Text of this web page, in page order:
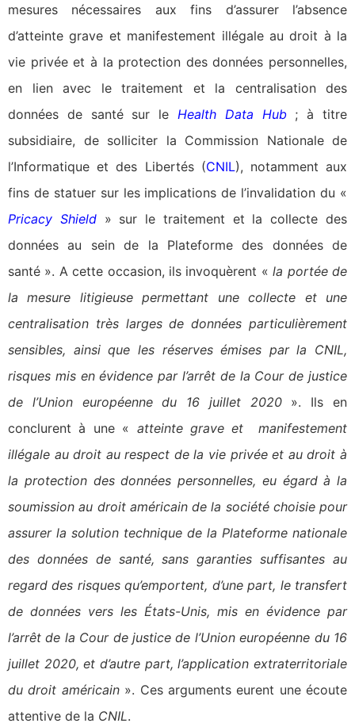
mesures nécessaires aux fins d’assurer l’absence
d’atteinte grave et manifestement illégale au droit à la
vie privée et à la protection des données personnelles,
en lien avec le traitement et la centralisation des
données de santé sur le Health Data Hub; à titre
subsidiaire, de solliciter la Commission Nationale de
l’Informatique et des Libertés (CNIL), notamment aux
fins de statuer sur les implications de l’invalidation du «
Pricacy Shield» sur le traitement et la collecte des
données au sein de la Plateforme des données de
santé ». A cette occasion, ils invoquèrent «la portée de
la mesure litigieuse permettant une collecte et une
centralisation très larges de données particulièrement
sensibles, ainsi que les réserves émises par la CNIL,
risques mis en évidence par l’arrêt de la Cour de justice
de l’Union européenne du 16 juillet 2020 ». Ils en
conclurent à une « atteinte grave et manifestement
illégale au droit au respect de la vie privée et au droit à
la protection des données personnelles, eu égard à la
soumission au droit américain de la société choisie pour
assurer la solution technique de la Plateforme nationale
des données de santé, sans garanties suffisantes au
regard des risques qu’emportent, d’une part, le transfert
de données vers les États-Unis, mis en évidence par
l’arrêt de la Cour de justice de l’Union européenne du 16
juillet 2020, et d’autre part, l’application extraterritoriale
du droit américain». Ces arguments eurent une écoute
attentive de la CNIL.